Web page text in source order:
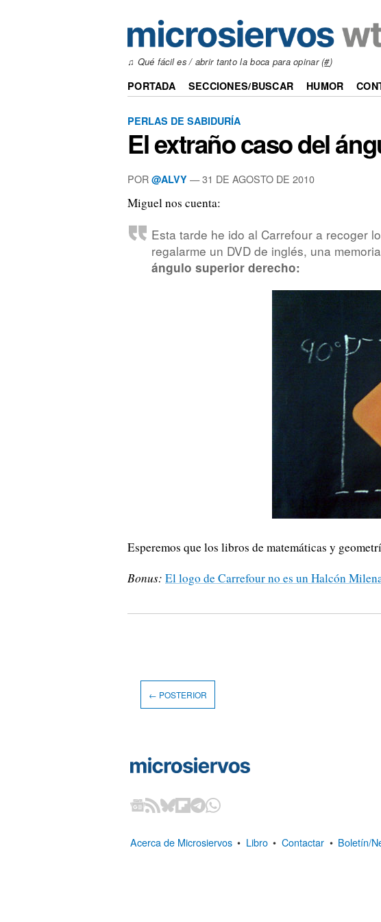
♫ Qué fácil es / abrir tanto la boca para opinar (#)
PORTADA SECCIONES/BUSCAR HUMOR
PERLAS DE SABIDURÍA
El extraño caso del
POR @ALVY —31 DE AGOSTO DE 2010
Miguel nos cuenta:
Esta tarde he ido al Carrefour a recoger
regalarme un DVD de inglés, una
ángulo superior derecho:
Esperemos que los libros de matemáticas y
Bonus: El logo de Carrefour no es un Halcón
← POSTERIOR
Acerca de Microsiervos • Libro • Contactar • Boletín/